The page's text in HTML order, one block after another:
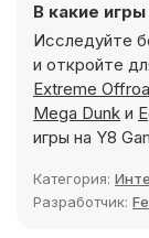
В какие
Исследуйте
и откройте
Extreme
Mega Dunk и
игры на Y8
Категория:
Разработчик: